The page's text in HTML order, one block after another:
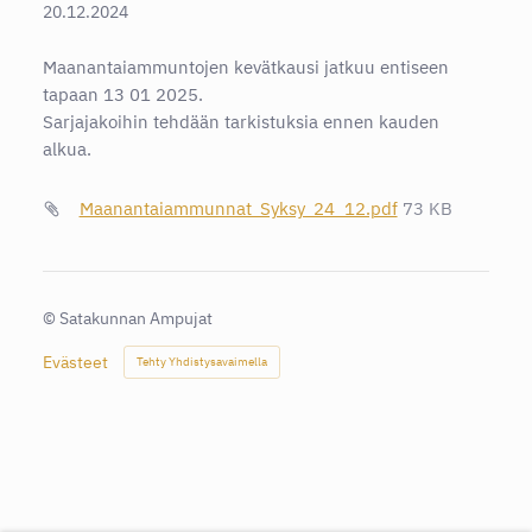
20.12.2024
Maanantaiammuntojen kevätkausi jatkuu entiseen
tapaan 13 01 2025.
Sarjajakoihin tehdään tarkistuksia ennen kauden
alkua.
Maanantaiammunnat_Syksy_24_12.pdf 73 KB
© Satakunnan Ampujat
Evästeet Tehty Yhdistysavaimella